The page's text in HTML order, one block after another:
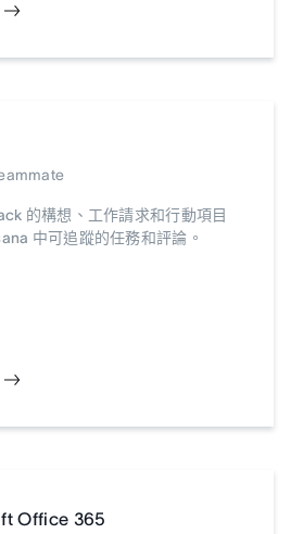
的構想、工作請求和行動項目
中可追蹤的任務和評論。
Office 365